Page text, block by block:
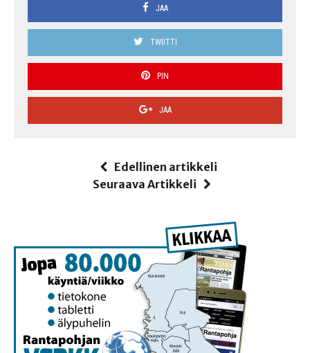
JAA
TWIITTI
PIN
JAA
Edellinen artikkeli
Seuraava Artikkeli